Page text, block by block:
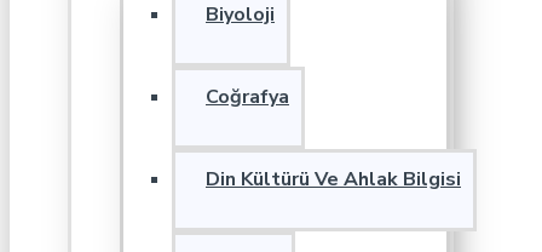
Biyoloji
Coğrafya
Din Kültürü Ve Ahlak Bilgisi